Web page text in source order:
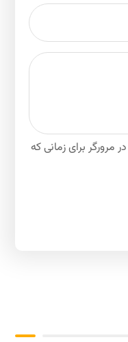
مرورگر برای زمانی که